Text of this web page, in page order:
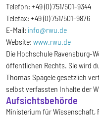
Telefon: +49 (0) 751/501-9344
Telefax: +49 (0) 751/501-9876
E-Mail: info@rwu.de
Website: www.rwu.de
Die Hochschule Ravensburg-
öffentlichen Rechts. Sie wird
Thomas Spägele gesetzlich
selbst verfassten Inhalte der
Aufsichtsbehörde
Ministerium für Wissenschaft,